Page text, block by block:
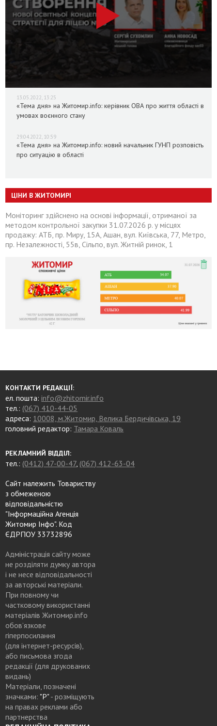
13.05.2022, 13:25
«Тема дня» на Житомир.info: керівник ОВА про життя області в
умовах воєнного стану
29.04.2022, 10:59
«Тема дня» на Житомир.info: новий начальник ГУНП розповість
про ситуацію в області
ЦІНИ В ЖИТОМИРІ
Моніторинг здійснено на основі інформації, отриманої за
методом контрольної закупки 31.07.2026 р. у місцях
продажу: АТБ, пр. Миру, 15А, Ашан, вул. Київська, 77, Метро,
пр. Незалежності, 55в, Сільпо, вул. Житній ринок, 1
КОНТАКТИ РЕДАКЦІЇ:
ел. пошта:info@zhitomir.info
тел.: (067) 410-44-05
адреса: 10008, м.Житомир, Велика Бердичівська, 19
головний редактор: Тамара Коваль
РЕКЛАМНИЙ ВІДДІЛ:
тел.: (0412) 47-00-47, (067) 412-63-04
Сайт належить Товариству
з обмеженою
відповідальністю
"Інформаційна Агенція
Житомир Інфо". Код
ЄДРПОУ 33732896
Адміністрація сайту може
не розділяти думку автора
і не несе відповідальності
за авторські матеріали.
При повному чи
частковому використанні
матеріалів Житомир.info
обов’язкове
гіперпосилання
(для інтернет-ресурсів),
або письмова згода
редакції (для друкованих
видань)
Матеріали, позначені
значками: "Р"- розміщують
на правах реклами або
партнерства